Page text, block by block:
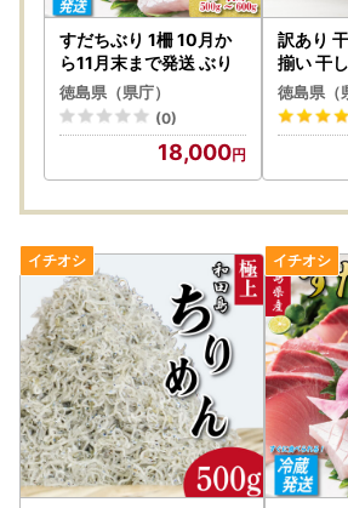
すだちぶり 1柵 10月か
ら11月末まで発送 ぶり
徳島県（県庁）
(0)
18,000
訳あり
揃い 干
徳島県（